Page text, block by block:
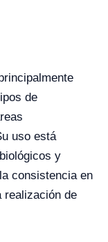
de
uso está
y
consistencia en
realización de